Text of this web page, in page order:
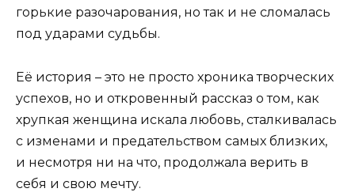
горькие разочарования, но так и не сломалась
под ударами судьбы.
Её история – это не просто хроника творческих
успехов, но и откровенный рассказ о том, как
хрупкая женщина искала любовь, сталкивалась
с изменами и предательством самых близких,
и несмотря ни на что, продолжала верить в
себя и свою мечту.